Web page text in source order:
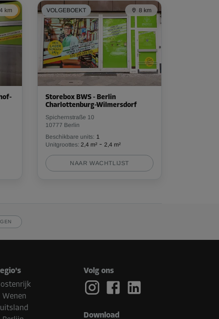
4 km VOLGEBOEKT 8 km
Storebox BWS - Berlin
Charlottenburg-Wilmersdorf
Spichernstraße 10
10777 Berlin
Beschikbare units: 1
Unitgroottes: 2,4 m² - 2,4 m²
NAAR WACHTLIJST
Wenen
Volg ons
Download